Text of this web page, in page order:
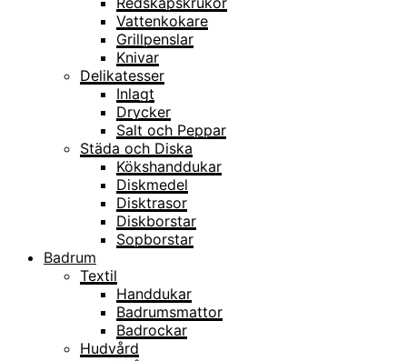
Vattenkokare
Grillpenslar
Knivar
Delikatesser
Inlagt
Drycker
Salt och Peppar
Städa och Diska
Kökshanddukar
Diskmedel
Disktrasor
Diskborstar
Sopborstar
Badrum
Textil
Handdukar
Badrumsmattor
Badrockar
Hudvård